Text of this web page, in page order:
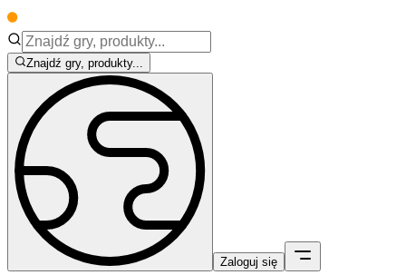
Znajdź gry, produkty...
Zaloguj się